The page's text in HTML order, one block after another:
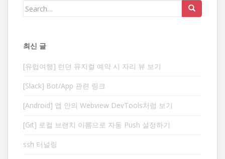
Search
최신 글
[유럽여행] 런던 뮤지컬 예약 시 자리 뷰 보기
[Slack] Bot/App 관련 링크
[Android] 앱 안의 Webview DevTools처럼 보기
[Git] 로컬 브랜치 이름으로 자동 Push 설정하기
ssh 터널링